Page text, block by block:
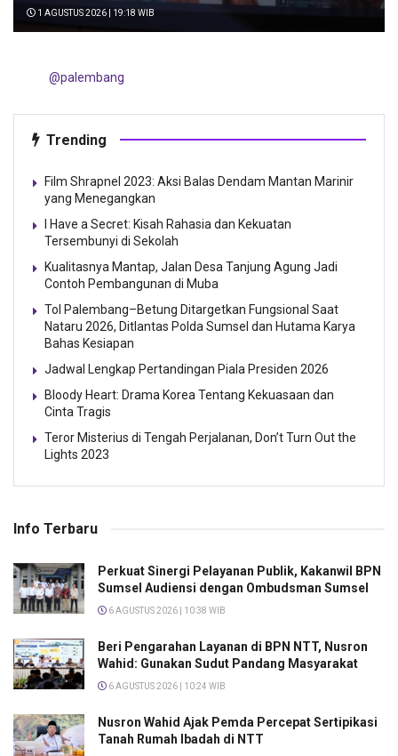
1 AGUSTUS 2026 | 19:18 WIB
@palembang
Trending
Film Shrapnel 2023: Aksi Balas Dendam Mantan Marinir
yang Menegangkan
I Have a Secret: Kisah Rahasia dan Kekuatan
Tersembunyi di Sekolah
Kualitasnya Mantap, Jalan Desa Tanjung Agung Jadi
Contoh Pembangunan di Muba
Tol Palembang–Betung Ditargetkan Fungsional Saat
Nataru 2026, Ditlantas Polda Sumsel dan Hutama Karya
Bahas Kesiapan
Jadwal Lengkap Pertandingan Piala Presiden 2026
Bloody Heart: Drama Korea Tentang Kekuasaan dan
Cinta Tragis
Teror Misterius di Tengah Perjalanan, Don’t Turn Out the
Lights 2023
Info Terbaru
Perkuat Sinergi Pelayanan Publik, Kakanwil BPN
Sumsel Audiensi dengan Ombudsman Sumsel
6 AGUSTUS 2026 | 10:38 WIB
Beri Pengarahan Layanan di BPN NTT, Nusron
Wahid: Gunakan Sudut Pandang Masyarakat
6 AGUSTUS 2026 | 10:24 WIB
Nusron Wahid Ajak Pemda Percepat Sertipikasi
Tanah Rumah Ibadah di NTT